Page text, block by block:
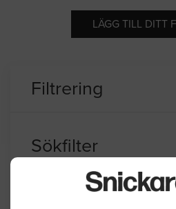
LÄGG TILL DITT
Filtrering
Sökfilter
Västmanlands län